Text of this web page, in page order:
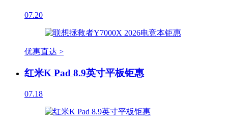
07.20
优惠直达 >
红米K Pad 8.9英寸平板钜惠
07.18